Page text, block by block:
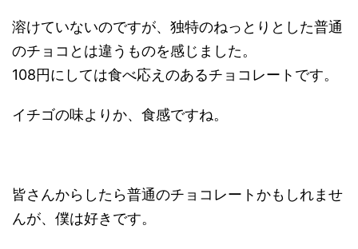
溶けていないのですが、独特のねっとりとした普通
のチョコとは違うものを感じました。
108円にしては食べ応えのあるチョコレートです。
イチゴの味よりか、食感ですね。
皆さんからしたら普通のチョコレートかもしれませ
んが、僕は好きです。